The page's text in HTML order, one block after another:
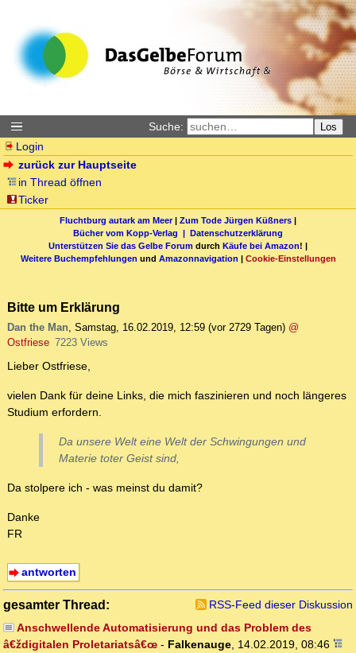
Suche: Los
Login
zurück zur Hauptseite
in Thread öffnen
Ticker
Fluchtburg autark am Meer| Zum Tode Jürgen Küßners |
Bücher vom Kopp-Verlag | Datenschutzerklärung
Unterstützen Sie das Gelbe Forum durch Käufe bei Amazon! |
Weitere Buchempfehlungen und Amazonnavigation | Cookie-Einstellungen
Bitte um Erklärung
Dan the Man, Samstag, 16.02.2019, 12:59 (vor 2729 Tagen) @
Ostfriese 7223 Views
Lieber Ostfriese,
vielen Dank für deine Links, die mich faszinieren und noch längeres
Studium erfordern.
Da unsere Welt eine Welt der Schwingungen und
Materie toter Geist sind,
Da stolpere ich - was meinst du damit?
Danke
FR
antworten
gesamter Thread:
RSS-Feed dieser Diskussion
Anschwellende Automatisierung und das Problem des
â€ždigitalen Proletariatsâ€œ - Falkenauge, 14.02.2019, 08:46